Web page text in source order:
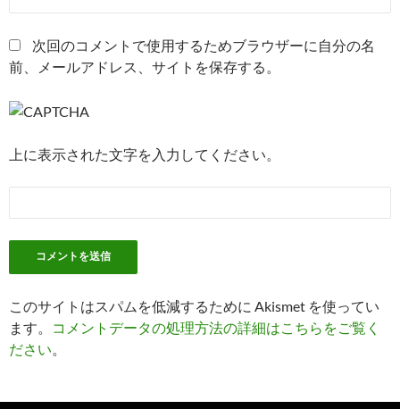
次回のコメントで使用するためブラウザーに自分の名
前、メールアドレス、サイトを保存する。
上に表示された文字を入力してください。
このサイトはスパムを低減するために Akismet を使ってい
ます。
コメントデータの処理方法の詳細はこちらをご覧く
ださい。